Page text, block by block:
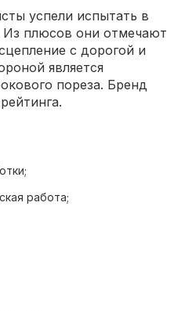
успели испытать в
Из плюсов они отмечают
с дорогой и
является
пореза. Бренд
работа;